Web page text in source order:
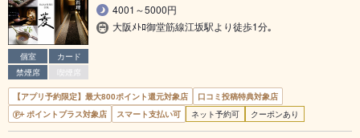
個室
カード
禁煙席
喫煙席
4001～5000円
大阪ﾒﾄﾛ御堂筋線江坂駅より徒歩1分｡
【アプリ予約限定】最大800ポイント還元対象店
口コミ投稿特典対象店
ポイントプラス対象店
スマート支払い可 ネット予約可 クーポンあり